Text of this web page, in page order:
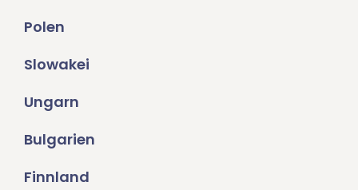
Polen
Slowakei
Ungarn
Bulgarien
Finnland